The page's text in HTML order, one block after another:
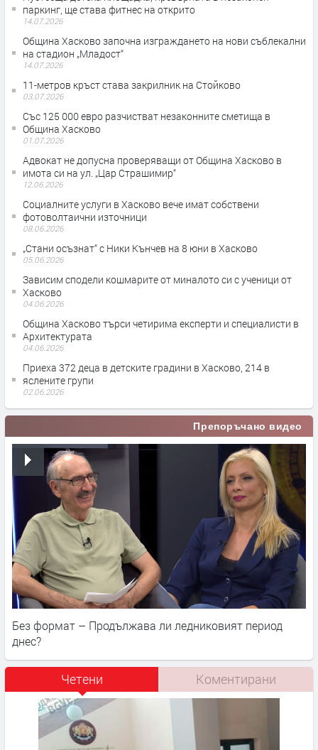
паркинг, ще става фитнес на открито
14.07.2026
Община Хасково започна изграждането на нови съблекални
на стадион „Младост“
14.07.2026
11-метров кръст става закрилник на Стойково
03.07.2026
Със 125 000 евро разчистват незаконните сметища в
Община Хасково
01.07.2026
Адвокат не допусна проверяващи от Община Хасково в
имота си на ул. „Цар Страшимир“
12.06.2026
Социалните услуги в Хасково вече имат собствени
фотоволтаични източници
08.06.2026
„Стани осъзнат“ с Ники Кънчев на 8 юни в Хасково
05.06.2026
Зависим сподели кошмарите от миналото си с ученици от
Хасково
04.06.2026
Община Хасково търси четирима експерти и специалисти в
Архитектурата
04.06.2026
Приеха 372 деца в детските градини в Хасково, 214 в
яслените групи
02.06.2026
Препоръчано видео
Без формат – Продължава ли ледниковият период
днес?
Четени Коментирани